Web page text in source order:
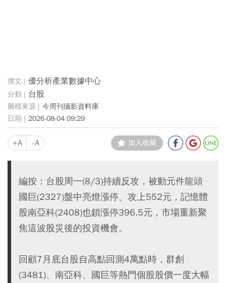
優分析產業數據中心
台股
今周刊攝影資料庫
2026-08-04 09:29
+A -A 加入收藏
編按：台股周一(8/3)持續反攻，被動元件龍頭
國巨(2327)盤中亮燈漲停、攻上552元，記憶體
股南亞科(2408)也鎖漲停396.5元，市場重新聚
焦這波股災後的投資機會。
回顧7月底台股自高點回測4萬點時，群創
(3481)、南亞科、國巨等熱門個股股價一度大幅